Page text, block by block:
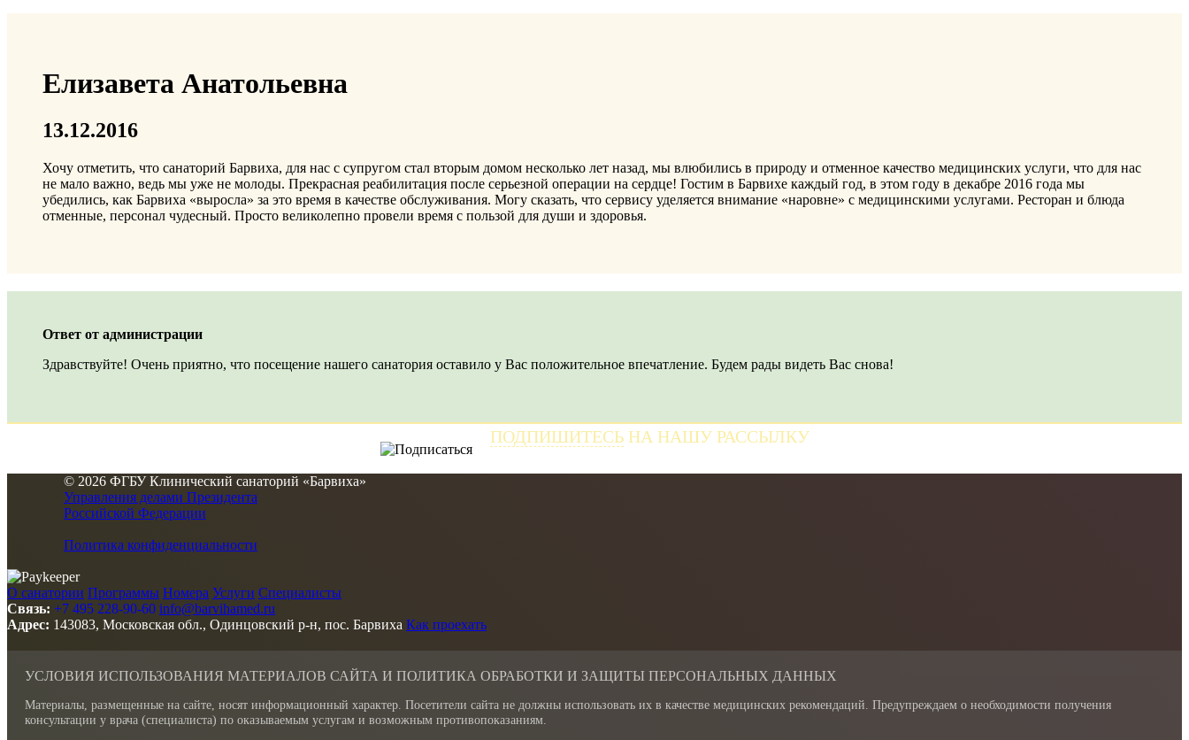
Елизавета Анатольевна
13.12.2016
Хочу отметить, что санаторий Барвиха, для нас с супругом стал вторым домом несколько лет назад, мы влюбились в природу и отменное качество медицинских услуги, что для нас
не мало важно, ведь мы уже не молоды. Прекрасная реабилитация после серьезной операции на сердце! Гостим в Барвихе каждый год, в этом году в декабре 2016 года мы
убедились, как Барвиха «выросла» за это время в качестве обслуживания. Могу сказать, что сервису уделяется внимание «наровне» с медицинскими услугами. Ресторан и блюда
отменные, персонал чудесный. Просто великолепно провели время с пользой для души и здоровья.
Ответ от администрации
Здравствуйте! Очень приятно, что посещение нашего санатория оставило у Вас положительное впечатление. Будем рады видеть Вас снова!
ПОДПИШИТЕСЬНА НАШУ РАССЫЛКУ
© 2026 ФГБУ Клинический санаторий «Барвиха»
Управления делами Президента
Российской Федерации
Политика конфиденциальности
О санатории Программы Номера Услуги Специалисты
Связь: +7 495 228-90-60 info@barvihamed.ru
Адрес: 143083, Московская обл., Одинцовский р-н, пос. Барвиха Как проехать
УСЛОВИЯ ИСПОЛЬЗОВАНИЯ МАТЕРИАЛОВ САЙТА И ПОЛИТИКА ОБРАБОТКИ И ЗАЩИТЫ ПЕРСОНАЛЬНЫХ ДАННЫХ
Материалы, размещенные на сайте, носят информационный характер. Посетители сайта не должны использовать их в качестве медицинских рекомендаций. Предупреждаем о необходимости получения
консультации у врача (специалиста) по оказываемым услугам и возможным противопоказаниям.